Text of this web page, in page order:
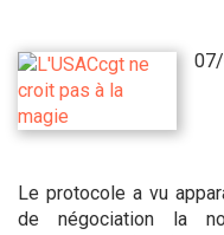
Le protocole a vu
de négociation la